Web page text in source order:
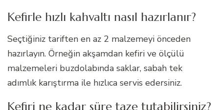
Kefirle hızlı kahvaltı nasıl hazırlanır?
Seçtiğiniz tariften en az 2 malzemeyi önceden
hazırlayın. Örneğin akşamdan kefiri ve ölçülü
malzemeleri buzdolabında saklar, sabah tek
adımlık karıştırma ile hızlıca servis edersiniz.
Kefiri ne kadar süre taze tutabilirsiniz?